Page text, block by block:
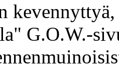
G.O.W.-